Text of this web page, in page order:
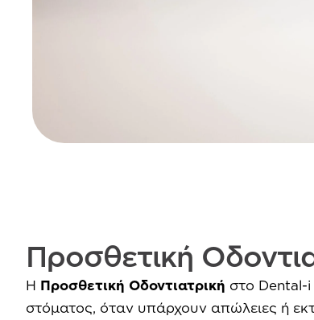
Προσθετική
Η Προσθετική Οδοντιατρική στο Dental-i
στόματος, όταν υπάρχουν απώλειες ή